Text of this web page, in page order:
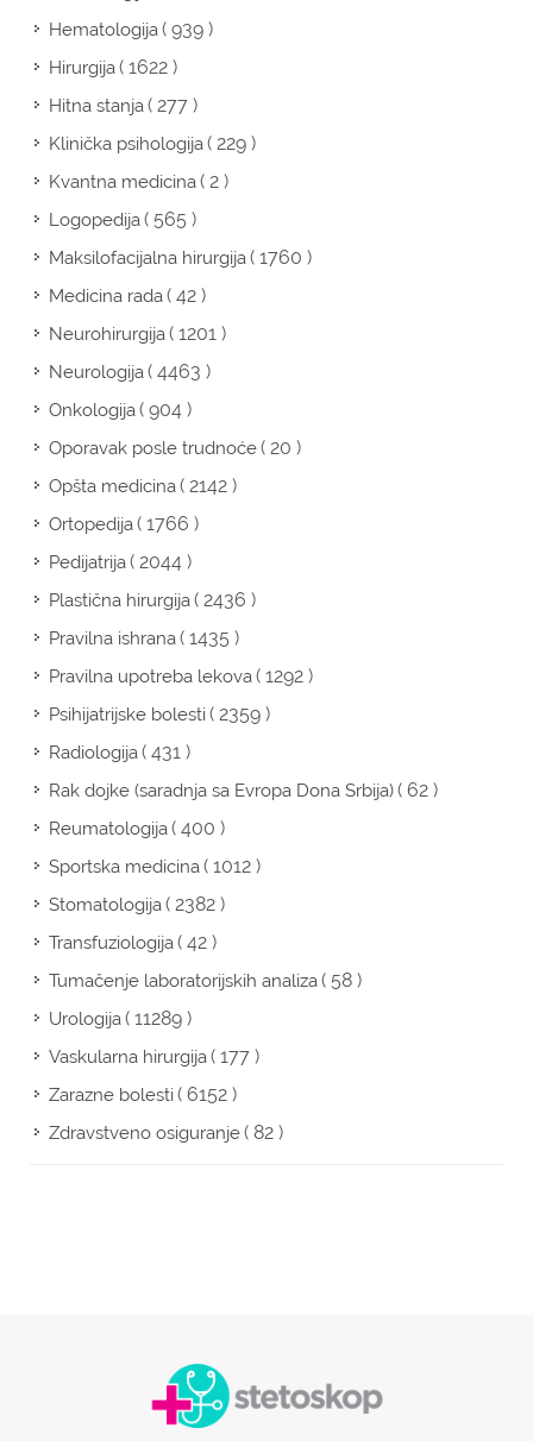
Hematologija( 939 )
Hirurgija( 1622 )
Hitna stanja( 277 )
Klinička psihologija( 229 )
Kvantna medicina( 2 )
Logopedija( 565 )
Maksilofacijalna hirurgija( 1760 )
Medicina rada( 42 )
Neurohirurgija( 1201 )
Neurologija( 4463 )
Onkologija( 904 )
Oporavak posle trudnoće( 20 )
Opšta medicina( 2142 )
Ortopedija( 1766 )
Pedijatrija( 2044 )
Plastična hirurgija( 2436 )
Pravilna ishrana( 1435 )
Pravilna upotreba lekova( 1292 )
Psihijatrijske bolesti( 2359 )
Radiologija( 431 )
Rak dojke (saradnja sa Evropa Dona Srbija)( 62 )
Reumatologija( 400 )
Sportska medicina( 1012 )
Stomatologija( 2382 )
Transfuziologija( 42 )
Tumačenje laboratorijskih analiza( 58 )
Urologija( 11289 )
Vaskularna hirurgija( 177 )
Zarazne bolesti( 6152 )
Zdravstveno osiguranje( 82 )